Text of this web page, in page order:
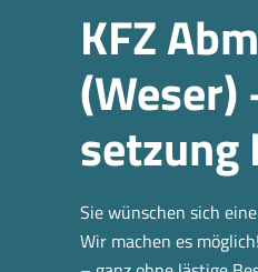
KFZ
setzung
Sie wünschen sich
Wir machen es